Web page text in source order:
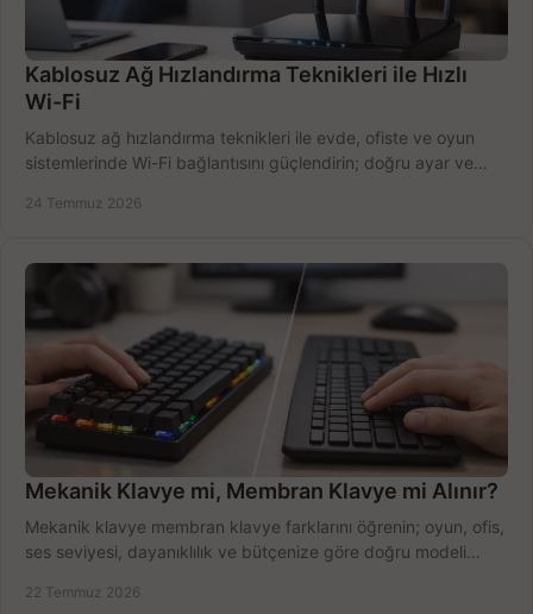
Kablosuz Ağ Hızlandırma Teknikleri ile Hızlı
Wi-Fi
Kablosuz ağ hızlandırma teknikleri ile evde, ofiste ve oyun
sistemlerinde Wi-Fi bağlantısını güçlendirin; doğru ayar ve
24 Temmuz 2026
Mekanik Klavye mi, Membran Klavye mi Alınır?
Mekanik klavye membran klavye farklarını öğrenin; oyun, ofis,
ses seviyesi, dayanıklılık ve bütçenize göre doğru modeli
22 Temmuz 2026